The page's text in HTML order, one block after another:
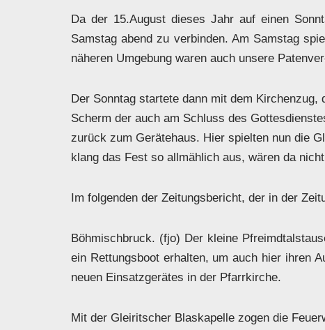
Da der 15.August dieses Jahr auf einen
Samstag abend zu verbinden. Am Samstag
näheren Umgebung waren auch unsere
Der Sonntag startete dann mit dem
Scherm der auch am Schluss des
zurück zum Gerätehaus. Hier spielten nun die
klang das Fest so allmählich aus, wären da
Im folgenden der Zeitungsbericht, der in der
Böhmischbruck. (fjo) Der kleine
ein Rettungsboot erhalten, um auch hier ihren
neuen Einsatzgerätes in der Pfarrkirche.
Mit der Gleiritscher Blaskapelle zogen die